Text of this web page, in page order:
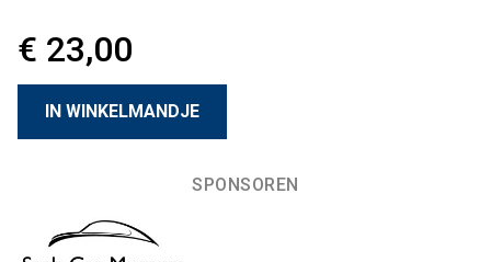
€ 23,00
SPONSOREN